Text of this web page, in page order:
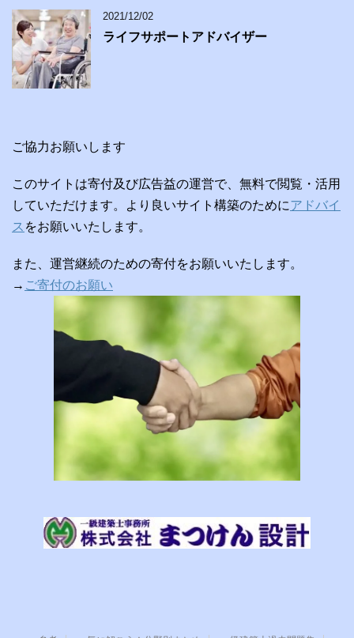
2021/12/02
ライフサポートアドバイザー
ご協力お願いします
このサイトは寄付及び広告益の運営で、無料で閲覧・活用
していただけます。より良いサイト構築のためにアドバイ
ス をお願いいたします。
また、運営継続のための寄付をお願いいたします。
→ ご寄付のお願い